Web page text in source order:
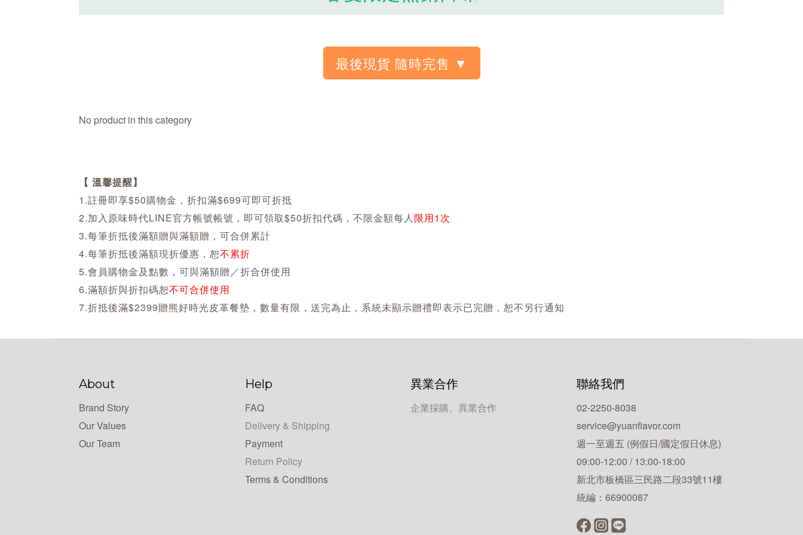
No product in this category
【 溫馨提醒】
1.註冊即享$50購物金，折扣滿$699可即可折抵
2.加入原味時代LINE官方帳號帳號，即可領取$50折扣代碼，不限金額每人 限用1次
3.每筆折抵後滿額贈與滿額贈，可合併累計
4.每筆折抵後滿額現折優惠，恕不累折
5.會員購物金及點數，可與滿額贈／折合併使用
6.滿額折與折扣碼恕不可合併使用
7.折抵後滿$2399贈熊好時光皮革餐墊，數量有限，送完為止，系統未顯示贈禮即表示已完贈，恕不另行通知
About
Brand Story
Our Values
Our Team
Help
FAQ
Delivery & Shipping
Payment
Return Policy
Terms & Conditions
異業合作
企業採購、異業合作
聯絡我們
02-2250-8038
service@yuanflavor.com
週一至週五 (例假日/國定假日休息)
09:00-12:00 / 13:00-18:00
新北市板橋區三民路二段33號11樓
統編：66900087